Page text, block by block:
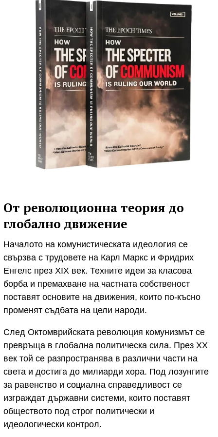
От революционна теория до
глобално движение
Началото на комунистическата идеология се
свързва с трудовете на Карл Маркс и Фридрих
Енгелс през XIX век. Техните идеи за класова
борба и премахване на частната собственост
поставят основите на движения, които по-късно
променят съдбата на цели народи.
След Октомврийската революция комунизмът се
превръща в глобална политическа сила. През XX
век той се разпространява в различни части на
света и достига до милиарди хора. Под лозунгите
за равенство и социална справедливост се
изграждат държавни системи, които поставят
обществото под строг политически и
идеологически контрол.